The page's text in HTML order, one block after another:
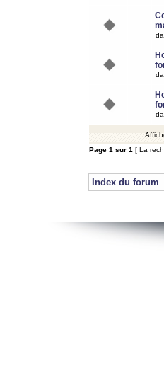
Page 1 sur 1 [ La
Index du forum